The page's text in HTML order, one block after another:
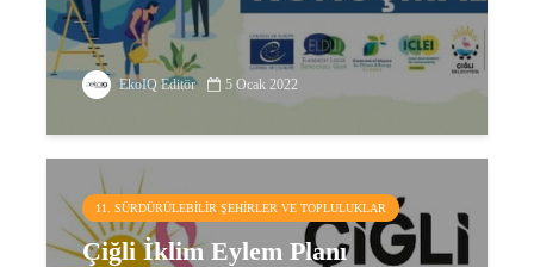
EkoIQ Editör 5 Ocak 2022
11. SÜRDÜRÜLEBILIR ŞEHIRLER VE TOPLULUKLAR
Çiğli İklim Eylem Planı